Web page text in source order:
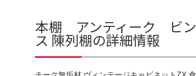
本棚 アンティーク ビン
ス 陳列棚の詳細情報